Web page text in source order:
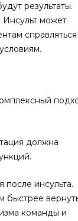
результаты.
Инсульт может
должна
инсульта.
быстрее
команды и